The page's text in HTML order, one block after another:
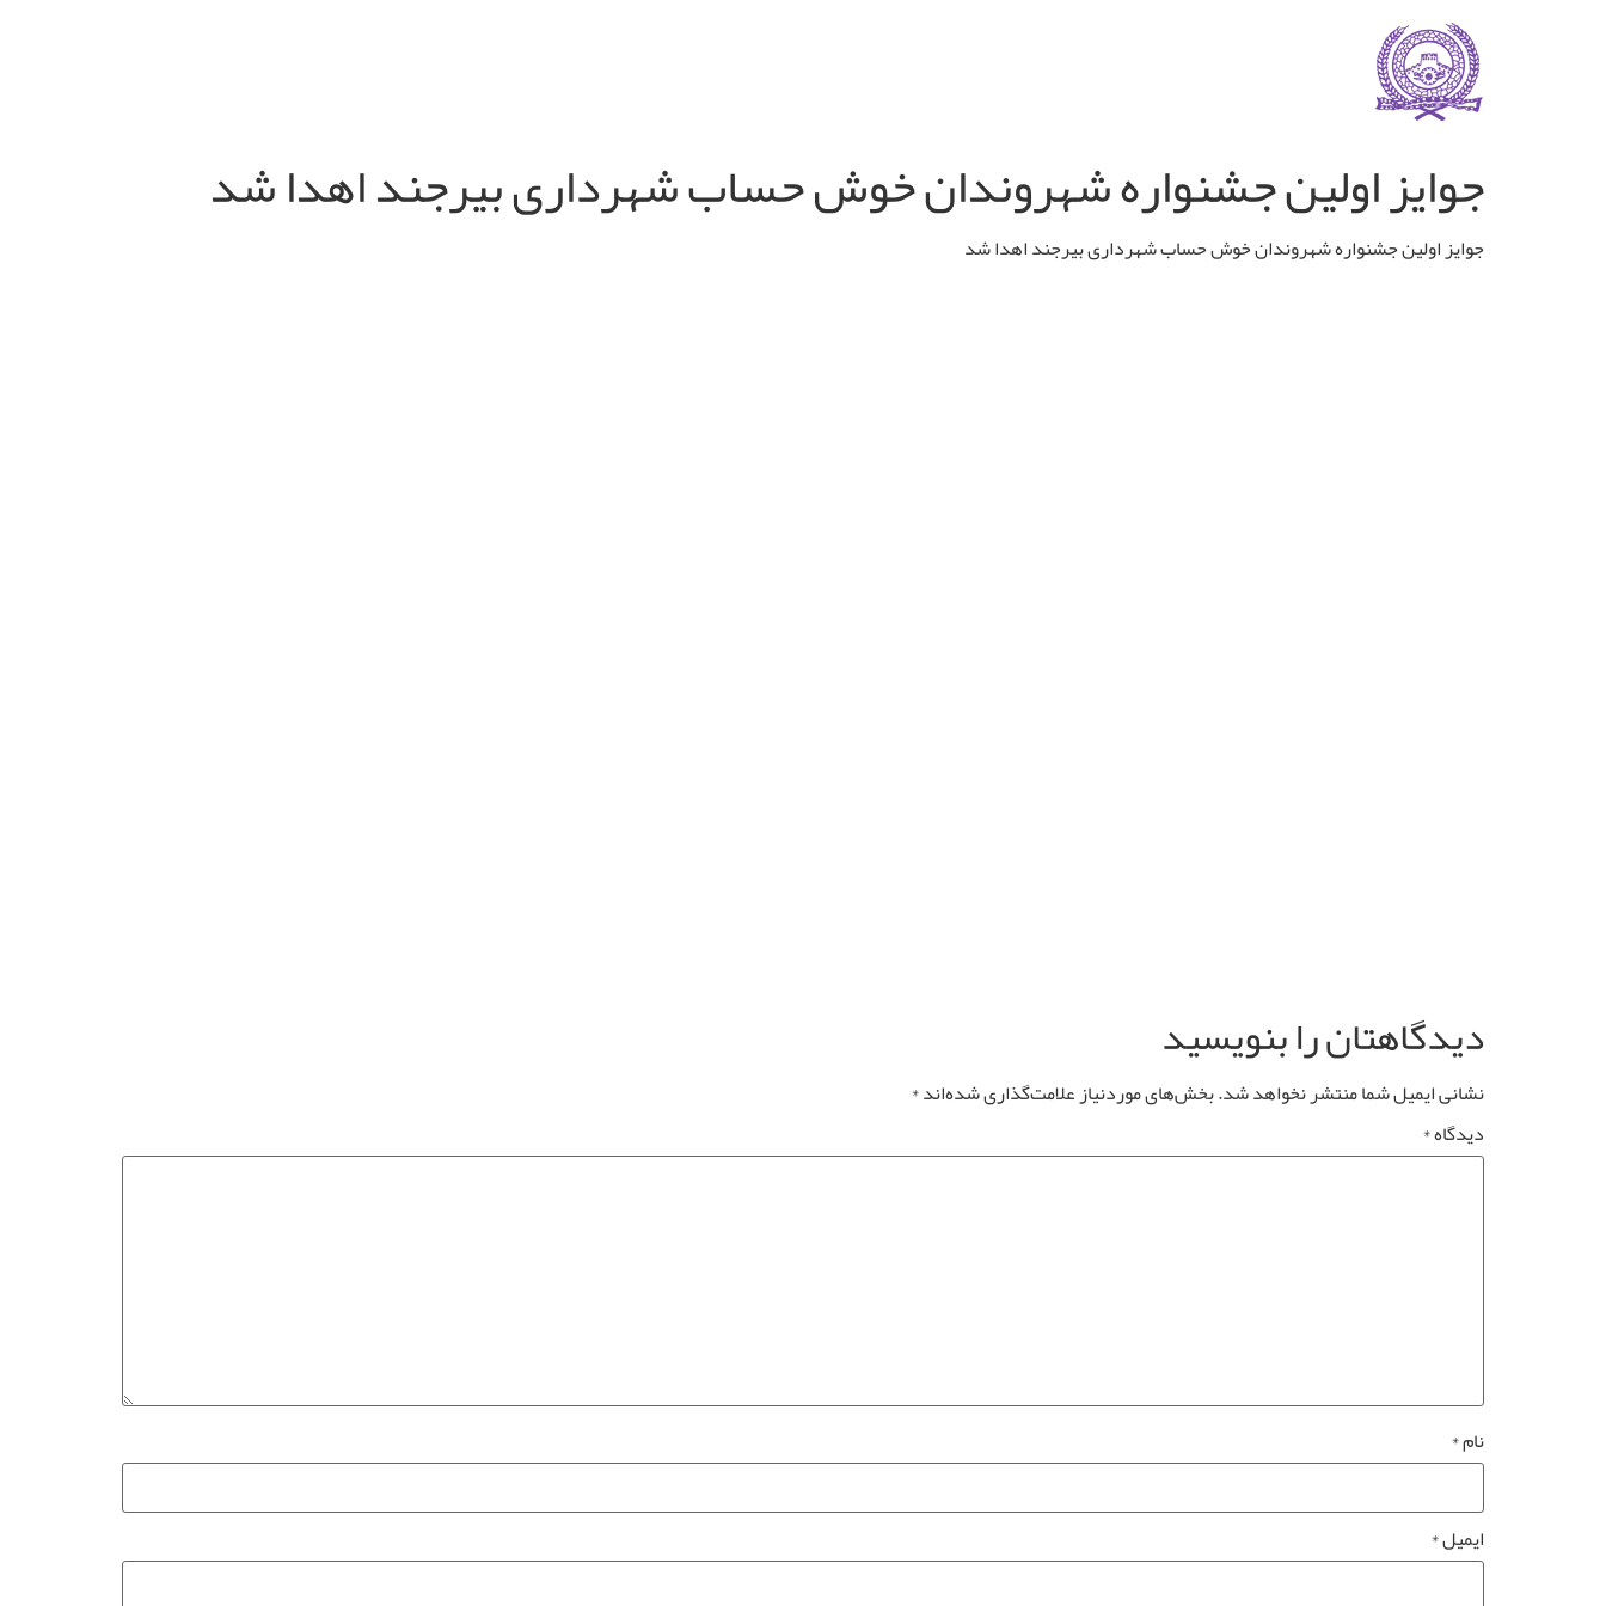
جوایز اولین جشنواره شهروندان خوش حساب شهرداری بیرجند اهدا شد
جوایز اولین جشنواره شهروندان خوش حساب شهرداری بیرجند اهدا شد
دیدگاهتان را بنویسید
نشانی ایمیل شما منتشر نخواهد شد.بخش‌های موردنیاز علامت‌گذاری شده‌اند*
دیدگاه*
نام*
ایمیل*